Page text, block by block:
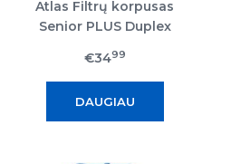
Atlas Filtrų korpusas
Senior PLUS Duplex
€3499
DAUGIAU